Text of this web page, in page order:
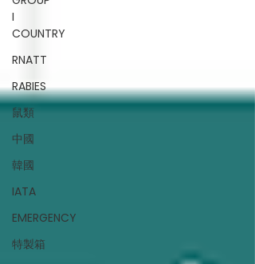
I
COUNTRY
RNATT
RABIES
鼠類
中國
韓國
IATA
EMERGENCY
特製箱